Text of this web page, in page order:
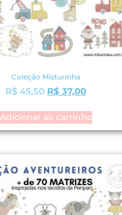
Coleção Misturinha
R$ 45,50 R$ 37,00
Adicionar ao carrinho